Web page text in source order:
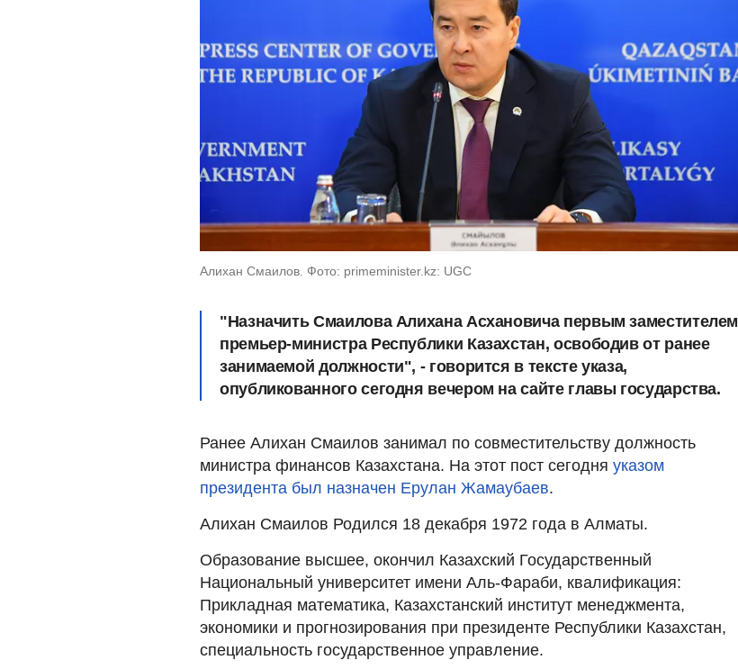
Алихан Смаилов. Фото: primeminister.kz: UGC
"Назначить Смаилова Алихана Асхановича первым заместителем
премьер-министра Республики Казахстан, освободив от ранее
занимаемой должности", - говорится в тексте указа,
опубликованного сегодня вечером на сайте главы государства.
Ранее Алихан Смаилов занимал по совместительству должность
министра финансов Казахстана. На этот пост сегодня указом
президента был назначен Ерулан Жамаубаев.
Алихан Смаилов Родился 18 декабря 1972 года в Алматы.
Образование высшее, окончил Казахский Государственный
Национальный университет имени Аль-Фараби, квалификация:
Прикладная математика, Казахстанский институт менеджмента,
экономики и прогнозирования при президенте Республики Казахстан,
специальность государственное управление.